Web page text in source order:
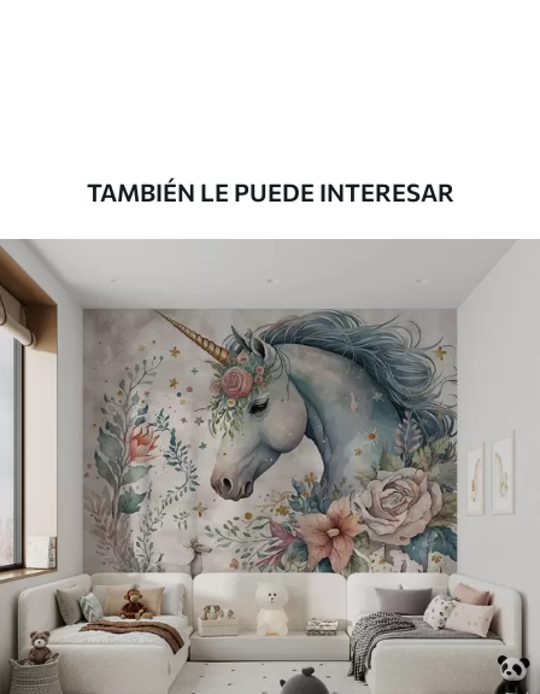
Peel and Stick
12.77$7.66/sq ft
TAMBIÉN LE PUEDE INTERESAR